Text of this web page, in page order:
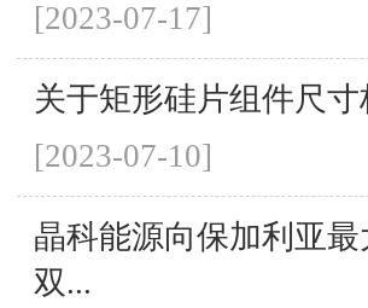
[2023-07-17]
关于矩形硅片组件尺
[2023-07-10]
晶科能源向保加利亚
双...